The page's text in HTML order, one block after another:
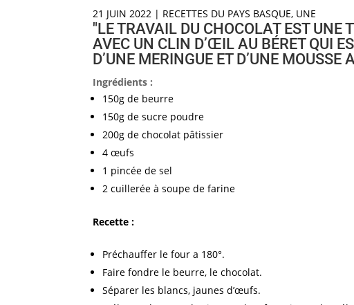
21 JUIN 2022 | RECETTES DU PAYS BASQUE, UNE
"LE TRAVAIL DU CHOCOLAT EST UNE
AVEC UN CLIN D’ŒIL AU BÉRET QUI
D’UNE MERINGUE ET D’UNE
Ingrédients :
150g de beurre
150g de sucre poudre
200g de chocolat pâtissier
4 œufs
1 pincée de sel
2 cuillerée à soupe de farine
Recette :
Préchauffer le four a 180°.
Faire fondre le beurre, le chocolat.
Séparer les blancs, jaunes d’œufs.